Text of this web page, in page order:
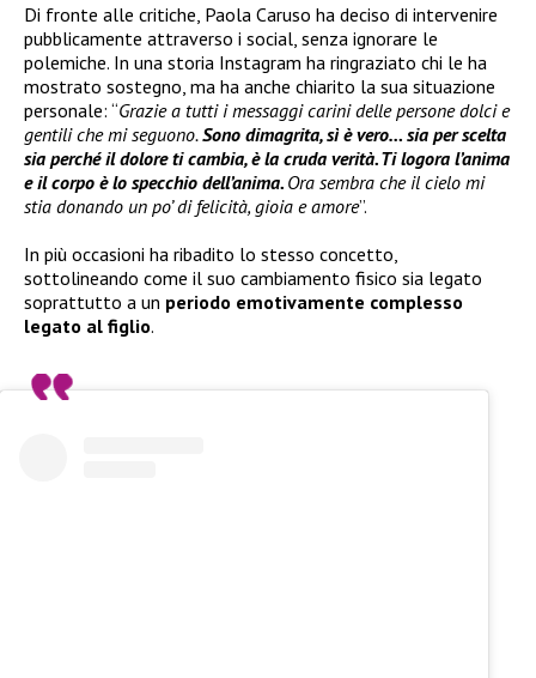
Di fronte alle critiche, Paola Caruso ha deciso di intervenire
pubblicamente attraverso i social, senza ignorare le
polemiche. In una storia Instagram ha ringraziato chi le ha
mostrato sostegno, ma ha anche chiarito la sua situazione
personale: “Grazie a tutti i messaggi carini delle persone dolci e
gentili che mi seguono.Sono dimagrita, sì è vero… sia per scelta
sia perché il dolore ti cambia, è la cruda verità. Ti logora l’anima
e il corpo è lo specchio dell’anima. Ora sembra che il cielo mi
stia donando un po’ di felicità, gioia e amore”.
In più occasioni ha ribadito lo stesso concetto,
sottolineando come il suo cambiamento fisico sia legato
soprattutto a un periodo emotivamente complesso
legato al figlio.